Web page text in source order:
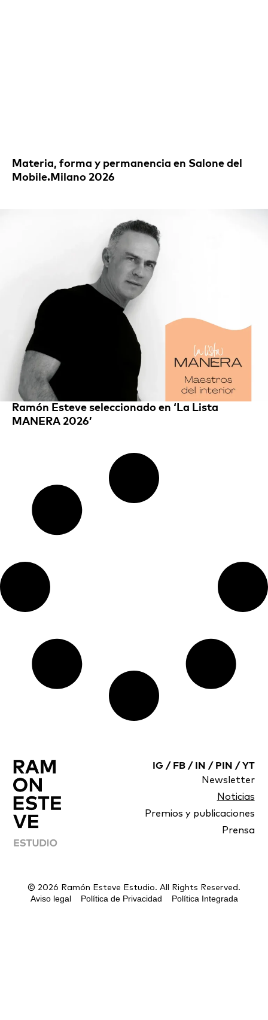
Materia, forma y permanencia en Salone del
Mobile.Milano 2026
Ramón Esteve seleccionado en ‘La Lista
MANERA 2026’
IG / FB/ IN / PIN / YT
Newsletter
Noticias
Premios y publicaciones
Prensa
© 2026 Ramón Esteve Estudio. All Rights Reserved.
Aviso legal Política de Privacidad Política Integrada